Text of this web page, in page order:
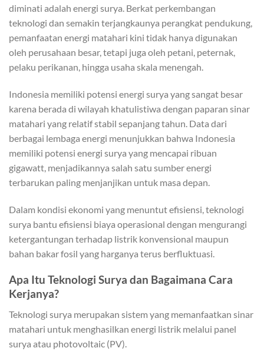
diminati adalah energi surya. Berkat perkembangan
teknologi dan semakin terjangkaunya perangkat pendukung,
pemanfaatan energi matahari kini tidak hanya digunakan
oleh perusahaan besar, tetapi juga oleh petani, peternak,
pelaku perikanan, hingga usaha skala menengah.
Indonesia memiliki potensi energi surya yang sangat besar
karena berada di wilayah khatulistiwa dengan paparan sinar
matahari yang relatif stabil sepanjang tahun. Data dari
berbagai lembaga energi menunjukkan bahwa Indonesia
memiliki potensi energi surya yang mencapai ribuan
gigawatt, menjadikannya salah satu sumber energi
terbarukan paling menjanjikan untuk masa depan.
Dalam kondisi ekonomi yang menuntut efisiensi, teknologi
surya bantu efisiensi biaya operasional dengan mengurangi
ketergantungan terhadap listrik konvensional maupun
bahan bakar fosil yang harganya terus berfluktuasi.
Apa Itu Teknologi Surya dan Bagaimana Cara
Kerjanya?
Teknologi surya merupakan sistem yang memanfaatkan sinar
matahari untuk menghasilkan energi listrik melalui panel
surya atau photovoltaic (PV).